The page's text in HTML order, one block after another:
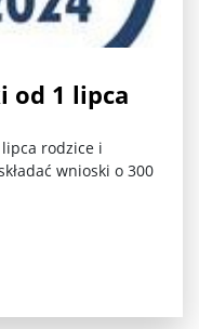
od 1 lipca
rodzice i
wnioski o 300